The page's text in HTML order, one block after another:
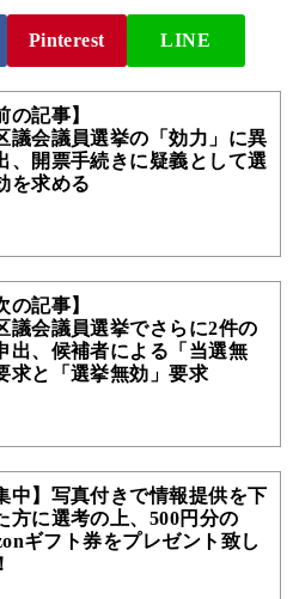
Pinterest LINE
の記事】
議会議員選挙の「効力」に異
、開票手続きに疑義として選
を求める
の記事】
議会議員選挙でさらに2件の
出、候補者による「当選無
求と「選挙無効」要求
中】写真付きで情報提供を下
方に選考の上、500円分の
ギフト券をプレゼント致し